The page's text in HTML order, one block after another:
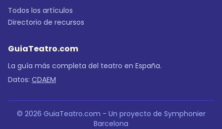
Todos los artículos
Directorio de recursos
GuiaTeatro.com
La guía más completa del teatro en España.
Datos: CDAEM
© 2026 GuiaTeatro.com - Un proyecto de Symphonier
Barcelona